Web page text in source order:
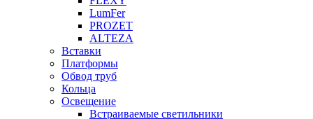
LumFer
PROZET
ALTEZA
Вставки
Платформы
Обвод труб
Кольца
Освещение
Встраиваемые светильники